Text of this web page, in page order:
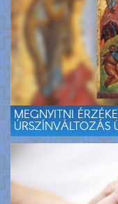
MEGNYITNI
ÚRSZÍNVÁLTOZÁS